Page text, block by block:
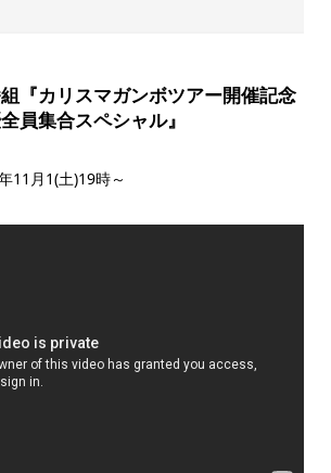
『カリスマガンボツアー開催記念
員集合スペシャル』
11月1(土)19時～